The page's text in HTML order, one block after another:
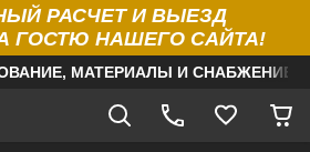
РАСЧЕТ И ВЫЕЗД
ГОСТЮ НАШЕГО САЙТА!
МАТЕРИАЛЫ И